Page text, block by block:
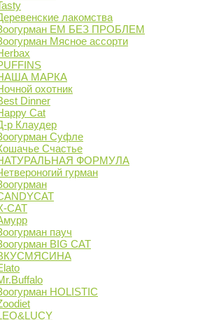
лакомства
ЕМ БЕЗ ПРОБЛЕМ
Мясное ассорти
МАРКА
охотник
Dinner
Cat
р Клаудер
Суфле
Счастье
ФОРМУЛА
гурман
CAT
пауч
BIG CAT
HOLISTIC